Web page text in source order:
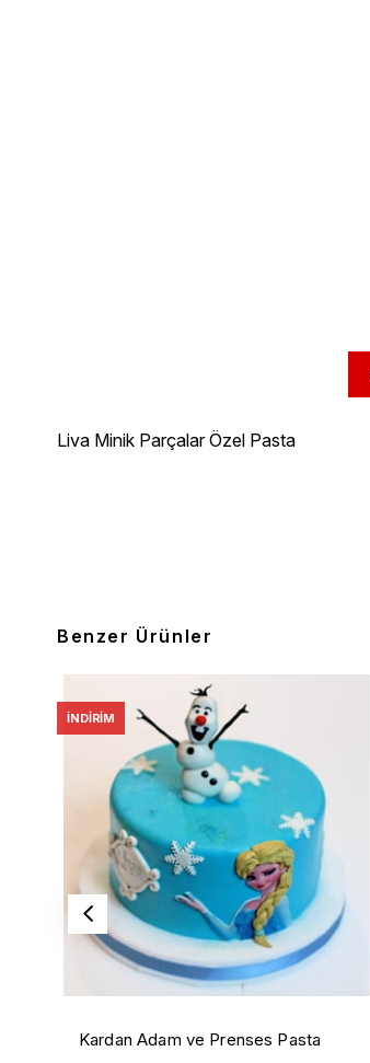
Liva Minik Parçalar Özel Pasta
Benzer Ürünler
Kardan Adam ve Prenses Pasta
İNDIRIM